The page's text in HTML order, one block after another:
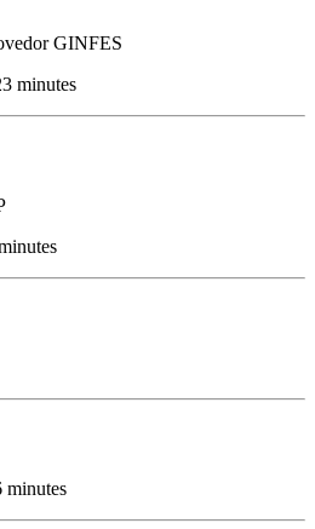
GINFES
minutes
minutes